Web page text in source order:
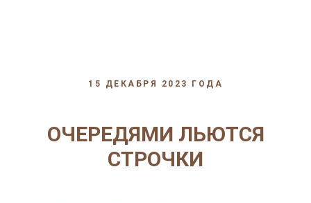
15 ДЕКАБРЯ 2023 ГОДА
ОЧЕРЕДЯМИ ЛЬЮТСЯ
СТРОЧКИ